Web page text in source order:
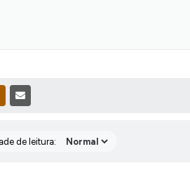
OUTRAS MÍDIAS
de leitura: